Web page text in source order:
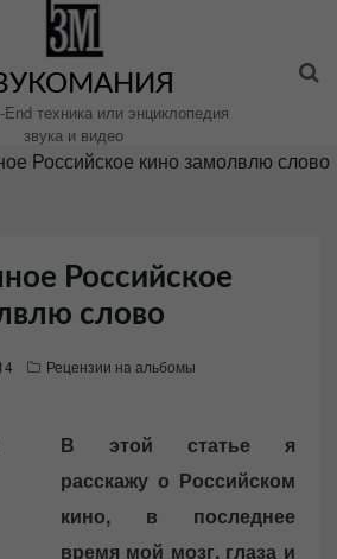
техника или энциклопедия
звука и видео
Российское кино замолвлю слово
Российское
слово
Рецензии на альбомы
В этой статье я
расскажу о Российском
кино, в последнее
время мой мозг, глаза и